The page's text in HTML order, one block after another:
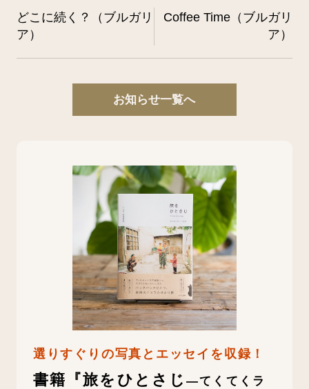
どこに続く？（ブルガリ
ア）
Coffee Time（ブルガリ
ア）
お知らせ一覧へ
選りすぐりの写真とエッセイを収録！
書籍『旅をひとさじ—てくてくラ